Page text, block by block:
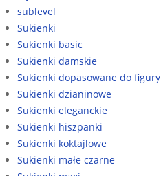
sublevel
Sukienki
Sukienki basic
Sukienki damskie
Sukienki dopasowane do figury
Sukienki dzianinowe
Sukienki eleganckie
Sukienki hiszpanki
Sukienki koktajlowe
Sukienki małe czarne